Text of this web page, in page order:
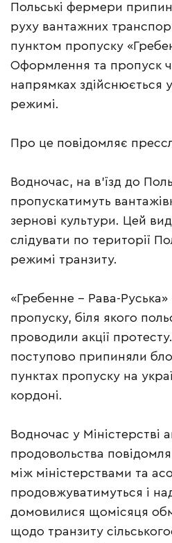
Польські фермери
руху вантажних
пунктом пропуску
Оформлення та пропуск
напрямках здійснюється
режимі.
Про це повідомляє
Водночас, на в’їзд до
пропускатимуть
зернові культури. Цей
слідувати по території
режимі транзиту.
«Гребенне – Рава-Руська»
пропуску, біля якого
проводили акції
поступово припиняли
пунктах пропуску на
кордоні.
Водночас у Міністерстві
продовольства
між міністерствами та
продовжуватимуться і
домовилися щомісяця
щодо транзиту